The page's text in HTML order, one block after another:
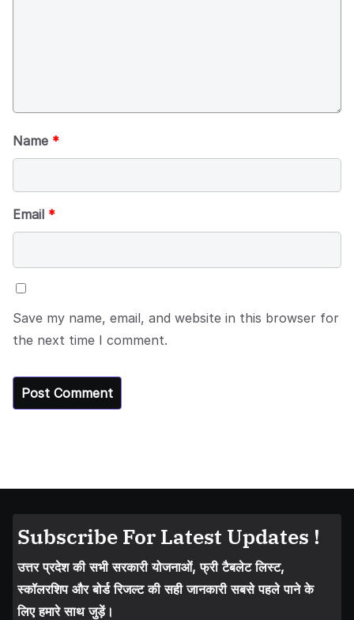
Name *
Email *
Save my name, email, and website in this browser for
the next time I comment.
Subscribe For Latest Updates !
उत्तर प्रदेश की सभी सरकारी योजनाओं, फ्री टैबलेट लिस्ट,
स्कॉलरशिप और बोर्ड रिजल्ट की सही जानकारी सबसे पहले पाने के
लिए हमारे साथ जुड़ें।